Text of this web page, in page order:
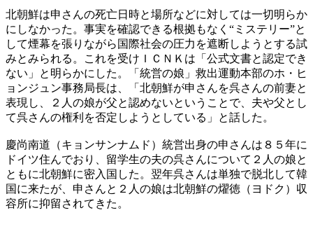
北朝鮮は申さんの死亡日時と場所などに対しては一切明らか
にしなかった。事実を確認できる根拠もなく“ミステリー”と
して煙幕を張りながら国際社会の圧力を遮断しようとする試
みとみられる。これを受けＩＣＮＫは「公式文書と認定でき
ない」と明らかにした。「統営の娘」救出運動本部のホ・ヒ
ョンジュン事務局長は、「北朝鮮が申さんを呉さんの前妻と
表現し、２人の娘が父と認めないということで、夫や父とし
て呉さんの権利を否定しようとしている」と話した。
慶尚南道（キョンサンナムド）統営出身の申さんは８５年に
ドイツ住んでおり、留学生の夫の呉さんについて２人の娘と
ともに北朝鮮に密入国した。翌年呉さんは単独で脱北して韓
国に来たが、申さんと２人の娘は北朝鮮の燿徳（ヨドク）収
容所に抑留されてきた。